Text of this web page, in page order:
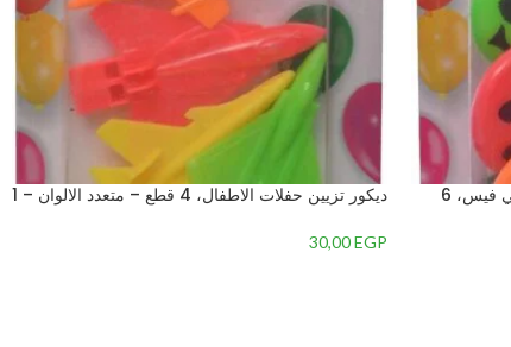
مستلزمات تزيين الحفلات بتصميم سمايلي فيس، 6
ديكور تزيين حفلات الاطفال، 4 قطع – متعدد الالوان – 1
30,00EGP